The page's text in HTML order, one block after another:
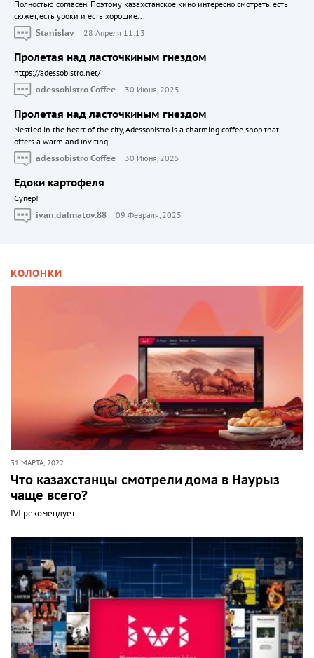
Полностью согласен. Поэтому казахстанское кино интересно смотреть, есть
сюжет, есть уроки и есть хорошие...
Stanislav
28 Апреля 11:13
Пролетая над ласточкиным гнездом
https://adessobistro.net/
adessobistro Coffee
30 Июня, 2025
Пролетая над ласточкиным гнездом
Nestled in the heart of the city, Adessobistro is a charming coffee shop that
offers a warm and inviting...
adessobistro Coffee
30 Июня, 2025
Едоки картофеля
Cупер!
ivan.dalmatov.88
09 Февраля, 2025
КОЛОНКИ
31 МАРТА, 2022
Что казахстанцы смотрели дома в Наурыз
чаще всего?
IVI рекомендует